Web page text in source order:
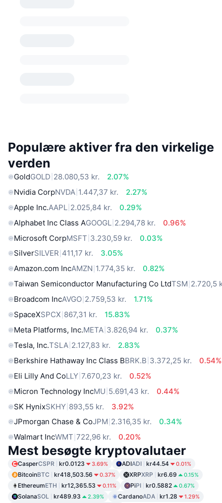
Populære aktiver fra den virkelige
verden
GoldGOLD 28.080,53 kr.
2.07%
Nvidia CorpNVDA 1.447,37 kr.
2.27%
Apple Inc.AAPL 2.025,84 kr.
0.29%
Alphabet Inc Class AGOOGL 2.294,78 kr.
0.96%
Microsoft CorpMSFT 3.230,59 kr.
0.03%
SilverSILVER 411,17 kr.
3.05%
Amazon.com IncAMZN 1.774,35 kr.
0.82%
Taiwan Semiconductor Manufacturing Co LtdTSM 2.720,5
Broadcom IncAVGO 2.759,53 kr.
1.71%
SpaceXSPCX 867,31 kr.
15.83%
Meta Platforms, Inc.META 3.826,94 kr.
0.37%
Tesla, Inc.TSLA 2.127,83 kr.
2.83%
Berkshire Hathaway Inc Class BBRK.B 3.372,25 kr.
0.54%
Eli Lilly And CoLLY 7.670,23 kr.
0.52%
Micron Technology IncMU 5.691,43 kr.
0.44%
SK HynixSKHY 893,55 kr.
3.92%
JPmorgan Chase & CoJPM 2.316,35 kr.
0.34%
Walmart IncWMT 722,96 kr. 0.20%
Mest besøgte kryptovalutaer
CasperCSPR kr0.0123 3.69% ADIADI kr44.54 0.01%
BitcoinBTC kr418,503.56 0.37% XRPXRP kr6.69 0.15%
EthereumETH kr12,365.53 0.11% PiPI kr0.5882 0.67%
SolanaSOL kr489.93 2.39% CardanoADA kr1.28 1.29%